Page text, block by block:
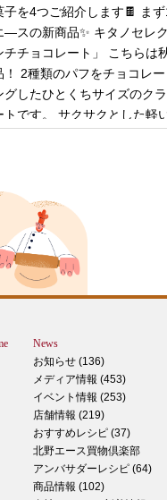
子を4つご紹介します🍫 ま
―スの新商品✨ キタノセレ
チチョコレート」 こちらは
！ 2種類のパフをチョコレ
グしたひとくちサイズのク
トです。 サクサクとした軽
ザ立ちぬ
ブログをご覧の皆様、こんに
スMOMOテラス店の大西です
が、これは何だと思いますか
12月に活躍するあの食べ物で
。 それでは正解発表です。
ドオープン！！ なんと四角い
す！今回は冬に大活躍のピザ
す。 キタノセレクション手の
ルゲリータ 北野エースオリジ
ザになります。特徴は何とい
生地はひとつひとつ手で
2024年12月14日
News
お知らせ (136)
メディア情報 (453)
イベント情報 (253)
店舗情報 (219)
おすすめレシピ (37)
北野エース買物倶楽部
アンバサダーレシピ (64)
商品情報 (102)